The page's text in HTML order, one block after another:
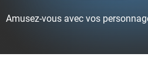
Amusez-vous avec vos